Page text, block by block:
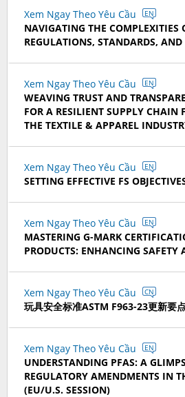
Xem Ngay Theo Yêu Cầu EN
NAVIGATING THE COMPLEXITIES
REGULATIONS, STANDARDS,
Xem Ngay Theo Yêu Cầu EN
WEAVING TRUST AND
FOR A RESILIENT SUPPLY CHAIN
THE TEXTILE & APPAREL
Xem Ngay Theo Yêu Cầu EN
SETTING EFFECTIVE FS
Xem Ngay Theo Yêu Cầu EN
MASTERING G-MARK
PRODUCTS: ENHANCING SAFETY
Xem Ngay Theo Yêu Cầu CN
玩具安全标准ASTM F963-23更新要
Xem Ngay Theo Yêu Cầu EN
UNDERSTANDING PFAS: A
REGULATORY AMENDMENTS IN
(EU/U.S. SESSION)